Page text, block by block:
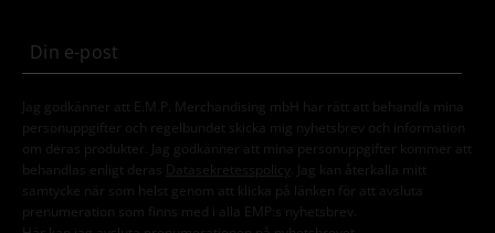
Jag godkänner att E.M.P. Merchandising mbH har rätt att behandla mina
personuppgifter och regelbundet skicka mig nyhetsbrev och information
om deras produkter. Jag godkänner att mina personuppgifter kommer att
behandlas enligt deras
Datasekretesspolicy
. Jag kan återkalla mitt
samtycke när som helst genom att klicka på länken för att avsluta
prenumeration som finns med i alla EMP:s nyhetsbrev.